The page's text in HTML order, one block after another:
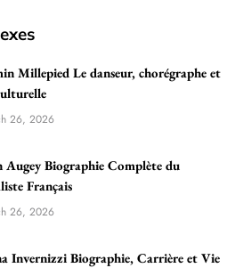
Millepied Le danseur, chorégraphe et
26, 2026
Augey Biographie Complète du
Français
26, 2026
Invernizzi Biographie, Carrière et Vie